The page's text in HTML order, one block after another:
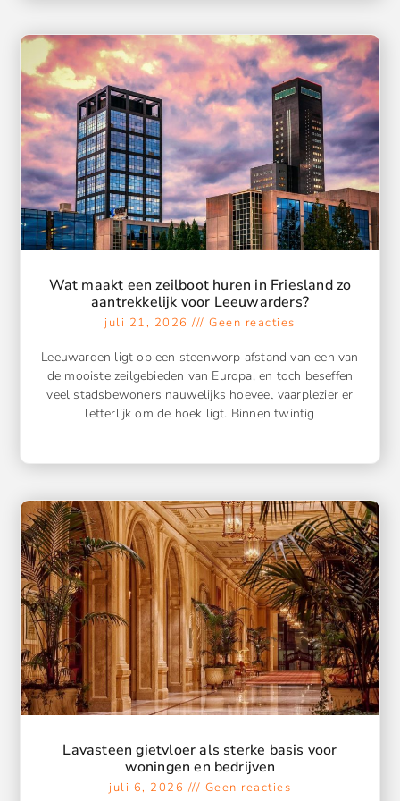
Wat maakt een zeilboot huren in Friesland zo
aantrekkelijk voor Leeuwarders?
juli 21, 2026 Geen reacties
Leeuwarden ligt op een steenworp afstand van een van
de mooiste zeilgebieden van Europa, en toch beseffen
veel stadsbewoners nauwelijks hoeveel vaarplezier er
letterlijk om de hoek ligt. Binnen twintig
Lavasteen gietvloer als sterke basis voor
woningen en bedrijven
juli 6, 2026 Geen reacties